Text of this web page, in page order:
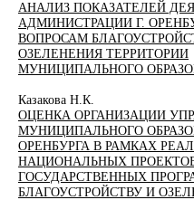
АНАЛИЗ ПОКАЗАТЕЛЕЙ
АДМИНИСТРАЦИИ Г.
ВОПРОСАМ
ОЗЕЛЕНЕНИЯ ТЕРРИТОРИИ
МУНИЦИПАЛЬНОГО
Казакова Н.К.
ОЦЕНКА ОРГАНИЗАЦИИ
МУНИЦИПАЛЬНОГО
ОРЕНБУРГА В РАМКАХ
НАЦИОНАЛЬНЫХ
ГОСУДАРСТВЕННЫХ
БЛАГОУСТРОЙСТВУ И